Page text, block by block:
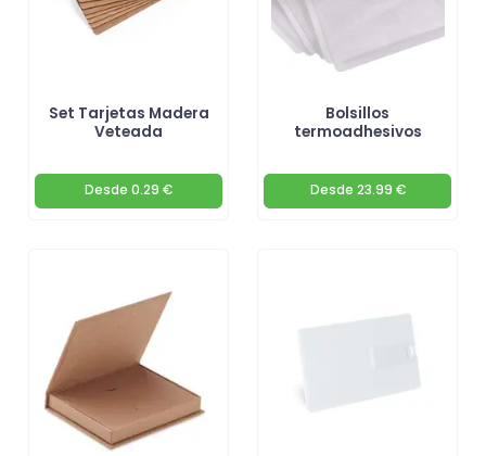
Set Tarjetas Madera
Veteada
Desde 0.29 €
Bolsillos
termoadhesivos
Desde 23.99 €